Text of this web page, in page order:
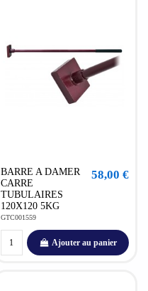
BARRE A DAMER
CARRE
TUBULAIRES
120X120 5KG
GTC001559
58,00 €
Ajouter au panier